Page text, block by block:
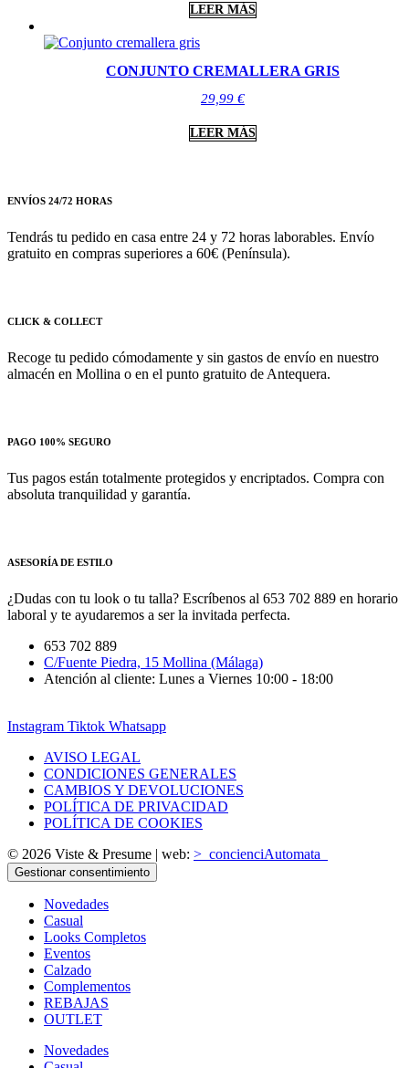
LEER MÁS
CONJUNTO CREMALLERA GRIS
29,99 €
LEER MÁS
ENVÍOS 24/72 HORAS
Tendrás tu pedido en casa entre 24 y 72 horas laborables. Envío
gratuito en compras superiores a 60€ (Península).
CLICK & COLLECT
Recoge tu pedido cómodamente y sin gastos de envío en nuestro
almacén en Mollina o en el punto gratuito de Antequera.
PAGO 100% SEGURO
Tus pagos están totalmente protegidos y encriptados. Compra con
absoluta tranquilidad y garantía.
ASESORÍA DE ESTILO
¿Dudas con tu look o tu talla? Escríbenos al 653 702 889 en horario
laboral y te ayudaremos a ser la invitada perfecta.
653 702 889
C/Fuente Piedra, 15 Mollina (Málaga)
Atención al cliente: Lunes a Viernes 10:00 - 18:00
Instagram Tiktok Whatsapp
AVISO LEGAL
CONDICIONES GENERALES
CAMBIOS Y DEVOLUCIONES
POLÍTICA DE PRIVACIDAD
POLÍTICA DE COOKIES
© 2026 Viste & Presume | web: >_concienciAutomata_
Gestionar consentimiento
Novedades
Casual
Looks Completos
Eventos
Calzado
Complementos
REBAJAS
OUTLET
Novedades